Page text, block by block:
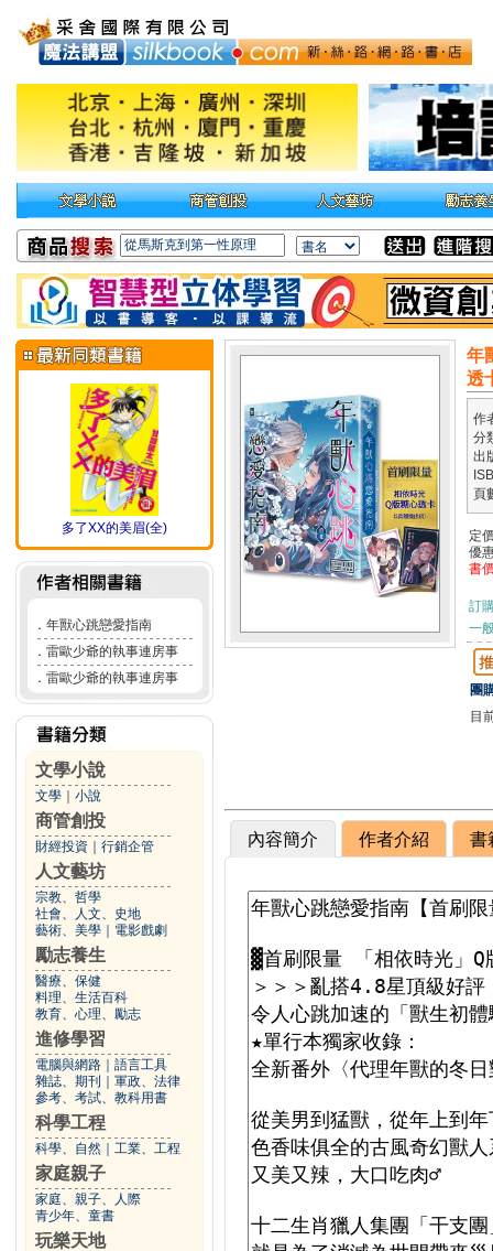
多了XX的美眉(全)
． 年獸心跳戀愛指南
． 雷歐少爺的執事連房事
． 雷歐少爺的執事連房事
文學小說
文學 小說
商管創投
財經投資 行銷企管
人文藝坊
宗教、哲學
社會、人文、史地
藝術、美學
電影戲劇
勵志養生
醫療、保健
料理、生活百科
教育、心理、勵志
進修學習
電腦與網路
語言工具
雜誌、期刊
軍政、法律
參考、考試、教科用書
科學工程
科學、自然 工業、工程
家庭親子
家庭、親子、人際
青少年、童書
玩樂天地
年
透
作
分
出
頁
定
優
書
訂
一
團
目
內容簡介 作者介紹 書